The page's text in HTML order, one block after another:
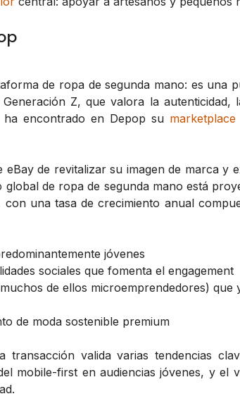
de ropa de segunda mano: es una
Z, que valora la autenticidad,
ha encontrado en Depop su marketplace
eBay de revitalizar su imagen de marca y
de ropa de segunda mano está
una tasa de crecimiento anual
jóvenes
sociales que fomenta el engagement
de ellos microemprendedores) que
de moda sostenible premium
valida varias tendencias
mobile-first en audiencias jóvenes, y el